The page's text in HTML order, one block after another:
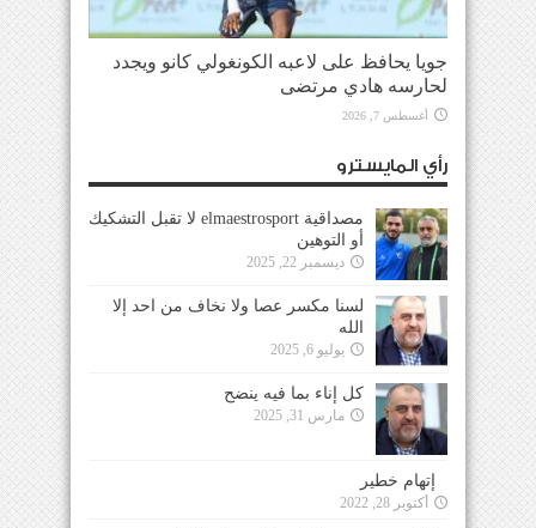
جويا يحافظ على لاعبه الكونغولي كانو ويجدد
لحارسه هادي مرتضى
أغسطس 7, 2026
رأي المايسترو
مصداقية elmaestrosport لا تقبل التشكيك
أو التوهين
ديسمبر 22, 2025
لسنا مكسر عصا ولا نخاف من احد إلا
الله
يوليو 6, 2025
كل إناء بما فيه ينضح
مارس 31, 2025
إتهام خطير
أكتوبر 28, 2022